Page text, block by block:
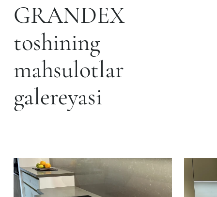
GRANDEX
toshining
mahsulotlar
galereyasi